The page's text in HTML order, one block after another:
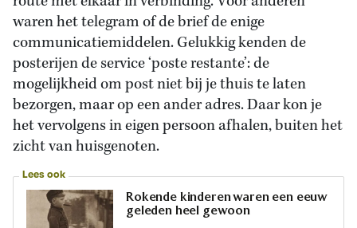
waren het telegram of de brief de enige
communicatiemiddelen. Gelukkig kenden de
posterijen de service ‘poste restante’: de
mogelijkheid om post niet bij je thuis te laten
bezorgen, maar op een ander adres. Daar kon je
het vervolgens in eigen persoon afhalen, buiten het
zicht van huisgenoten.
Lees ook
Rokende kinderen waren een eeuw
geleden heel gewoon